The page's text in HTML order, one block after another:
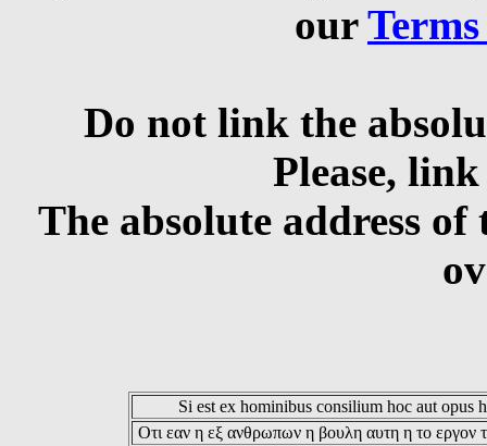
our
Do not link the
Please,
The absolute address
Si est ex hominibus consilium hoc aut opus
Οτι εαν η εξ ανθρωπων η βουλη αυτη η το εργον